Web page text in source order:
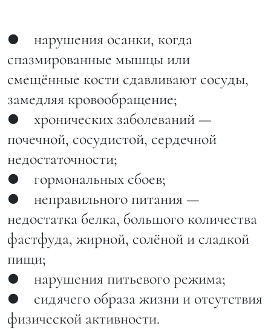
● нарушения осанки, когда
спазмированные мышцы или
смещённые кости сдавливают сосуды,
замедляя кровообращение;
● хронических заболеваний —
почечной, сосудистой, сердечной
недостаточности;
● гормональных сбоев;
● неправильного питания —
недостатка белка, большого количества
фастфуда, жирной, солёной и сладкой
пищи;
● нарушения питьевого режима;
● сидячего образа жизни и отсутствия
физической активности.